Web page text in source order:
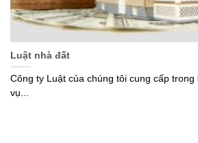
Luật nhà đất
Công ty Luật của chúng tôi cung cấp
vụ...